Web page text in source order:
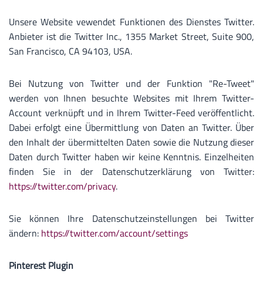
Unsere Website vewendet Funktionen des Dienstes Twitter.
Anbieter ist die Twitter Inc., 1355 Market Street, Suite 900,
San Francisco, CA 94103, USA.
Bei Nutzung von Twitter und der Funktion "Re-Tweet"
werden von Ihnen besuchte Websites mit Ihrem Twitter-
Account verknüpft und in Ihrem Twitter-Feed veröffentlicht.
Dabei erfolgt eine Übermittlung von Daten an Twitter. Über
den Inhalt der übermittelten Daten sowie die Nutzung dieser
Daten durch Twitter haben wir keine Kenntnis. Einzelheiten
finden Sie in der Datenschutzerklärung von Twitter:
https://twitter.com/privacy.
Sie können Ihre Datenschutzeinstellungen bei Twitter
ändern: https://twitter.com/account/settings
Pinterest Plugin